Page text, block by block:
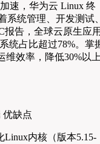
速，华为云 Linux 终
系统管理、开发测试
报告，全球云原生应
统占比超过78%。掌
维效率，降低30%以
内核（版本5.15-